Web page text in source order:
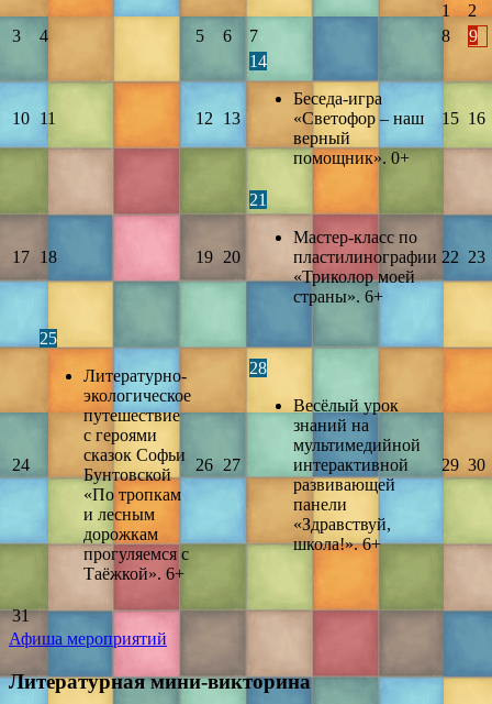
1
2
3
4 5 6 7 8 9
10 11 12 13
14
Беседа-игра
«Светофор – наш
верный
помощник». 0+
15 16
17 18 19 20
21
Мастер-класс по
пластилинографии
«Триколор моей
страны». 6+
22 23
24
25
Литературно-
экологическое
путешествие
с героями
сказок Софьи
Бунтовской
«По тропкам
и лесным
дорожкам
прогуляемся с
Таёжкой». 6+
26 27
28
Весёлый урок
знаний на
мультимедийной
интерактивной
развивающей
панели
«Здравствуй,
школа!». 6+
29 30
31
Афиша мероприятий
Литературная мини-викторина